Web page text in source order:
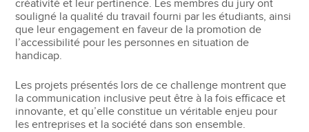
créativité et leur pertinence. Les membres du jury ont
souligné la qualité du travail fourni par les étudiants, ainsi
que leur engagement en faveur de la promotion de
l’accessibilité pour les personnes en situation de
handicap.
Les projets présentés lors de ce challenge montrent que
la communication inclusive peut être à la fois efficace et
innovante, et qu’elle constitue un véritable enjeu pour
les entreprises et la société dans son ensemble.